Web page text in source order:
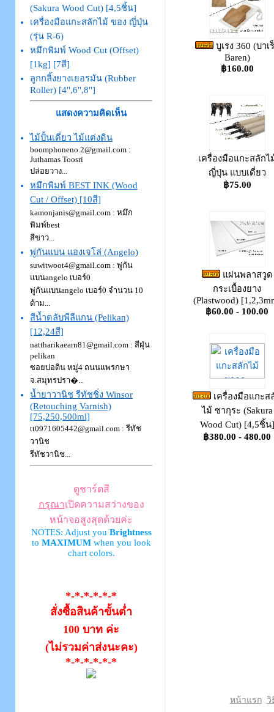
(Sakura Wood Cut) [4,5ชิ้น]
เครื่องมือแกะสลักไม้ ของ ญี่ปุ่น
(รุ่น R-6)
หมึกพิมพ์ Wood Cut (Offset)
[1kg] [7สี]
ลูกกลิ้งยางเยอรมัน (Rubber
Roller) [4",6",8"]
แสดงความคิดเห็น
ไม้ปั้นเดี่ยว ไม้แต่งดิน
boomphoneno.2@gmail.com :
Juthamas Toosri
ปล่อยวาง...
หมึกพิมพ์ BEST INK (Wood
Cut / Offset) [10สี]
kamonjanis@gmail.com : หมึก
พิมพ์best
สีขาว...
พู่กันแบน แองเจโล่ (Angelo)
suwitwoot4@gmail.com : พู่กัน
แบนangelo เบอร์0
พู่กันแบนangelo เบอร์0 จำนวน 10
ด้าม...
สีน้ำตลับพีลีแกน (Pelikan)
[12,24สี]
nattharikaearn81@gmail.com : สีฝุ่น
pelikan
ซอยบ่อดิน หมู่4 ถนนแพรกษา
จ.สมุทรปรา�...
น้ำยาวานิช รีทัชชิ่ง Winsor
(Retouching Varnish)
[75,250,500ml]
tt0971605442@gmail.com : รีทัช
วานิช
รีทัชวานิช...
ดูชาร์ตสี
กรุณาเปิดความสว่างของ
หน้าจอสูงสุดด้วยค่ะ
NOTES: Adjust you Brightness
to MAXIMUMwhen you look
chart colors.
*-*-*-*-*-*
สั่งซื้อสินค้าขั้นต่ำ
100 บาท ค่ะ
(ไม่รวมค่าส่งนะคะ)
*-*-*-*-*-*
บูเรง 360 (บาเ
Baren)
฿160.00
เครื่องมือแกะสลักไ
ญี่ปุ่น แบบเดี่ยว
฿75.00
แผ่นพลาสวูด
กระเบื้องยาง
(Plastwood)
฿60.00 - 100.00
เครื่องมือแกะส
ไม้ ซากุระ (Sakura
Wood Cut) [4,5ชิ้น]
฿380.00 - 480.00
หน้าแรก วิ